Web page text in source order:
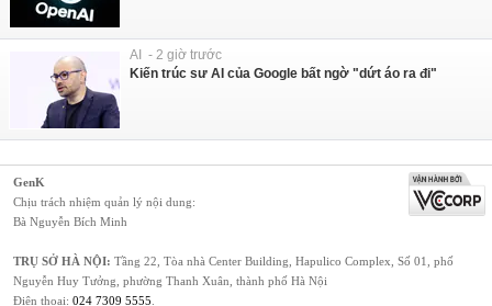
AI - 2 giờ trước
Kiến trúc sư AI của Google bất ngờ "dứt áo ra đi"
GenK
Chịu trách nhiệm quản lý nội dung:
Bà Nguyễn Bích Minh
TRỤ SỞ HÀ NỘI: Tầng 22, Tòa nhà Center Building, Hapulico Complex, Số 01, phố
Nguyễn Huy Tưởng, phường Thanh Xuân, thành phố Hà Nội
Điện thoại: 024 7309 5555